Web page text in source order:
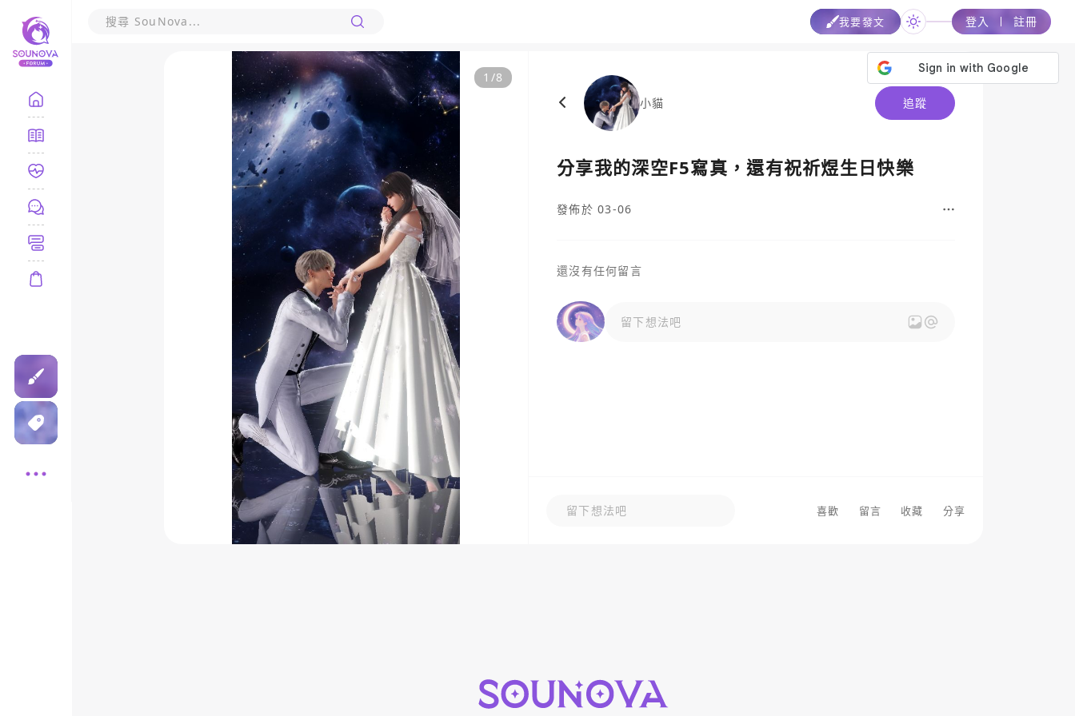
我要發文 登入 註冊
1 /8
小貓
追蹤
分享我的深空F5寫真，還有祝祈煜生日快樂
發佈於 03-06
還沒有任何留言
留下想法吧
留下想法吧 喜歡 留言 收藏 分享